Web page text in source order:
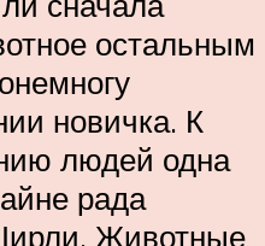
остальным
новичка. К
людей одна
рада
Животные